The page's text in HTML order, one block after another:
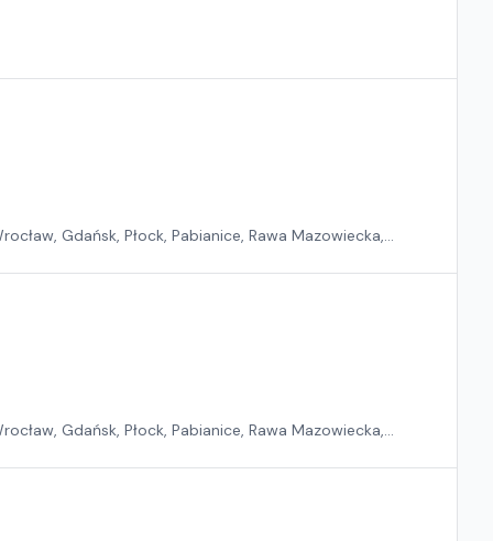
Gdańsk, Płock, Pabianice, Rawa Mazowiecka,
Gdańsk, Płock, Pabianice, Rawa Mazowiecka,